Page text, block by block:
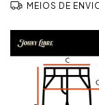
MEIOS DE